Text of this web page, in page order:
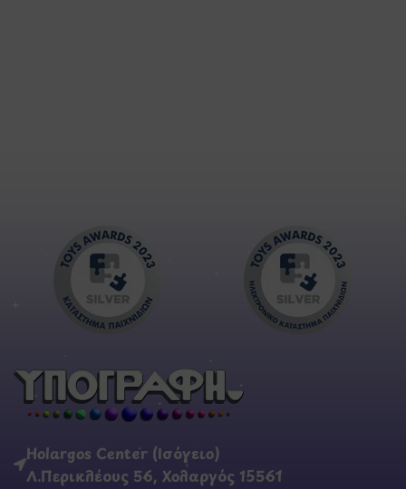
Holargos Center (Ισόγειο)
Λ.Περικλέους 56, Χολαργός 15561